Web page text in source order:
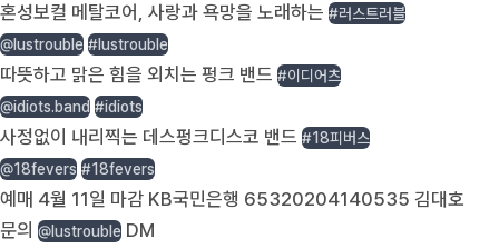
혼성보컬 메탈코어, 사랑과 욕망을 노래하는 #러스트러블
@lustrouble #lustrouble
따뜻하고 맑은 힘을 외치는 펑크 밴드 #이디어츠
@idiots.band #idiots
사정없이 내리찍는 데스펑크디스코 밴드 #18피버스
@18fevers #18fevers
예매 4월 11일 마감 KB국민은행 65320204140535 김대호
문의 @lustrouble DM